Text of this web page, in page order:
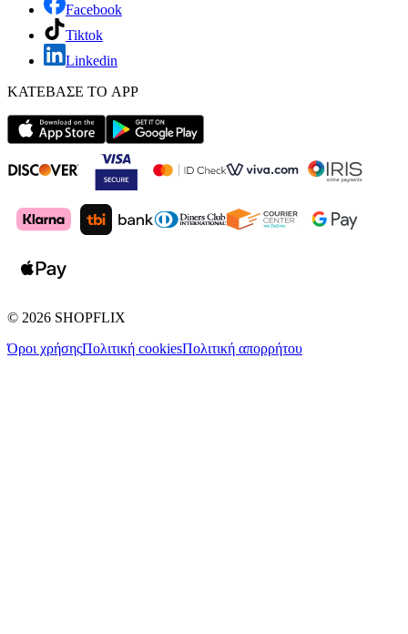
Facebook
Tiktok
Linkedin
ΚΑΤΕΒΑΣΕ ΤΟ APP
© 2026 SHOPFLIX
Όροι χρήσηςΠολιτική cookiesΠολιτική απορρήτου